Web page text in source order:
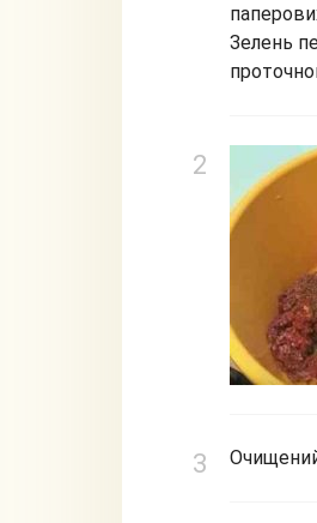
Зелень
Очищений